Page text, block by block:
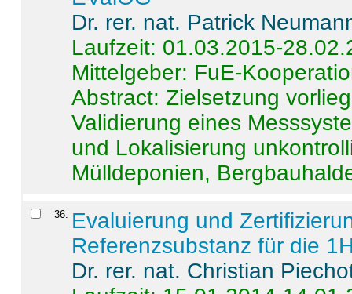
Dr. rer. nat. Patrick
Laufzeit: 01.03.2015-
Mittelgeber: FuE-
Abstract:Zielsetzung
Validierung eines
und Lokalisierung
Mülldeponien,
36. Evaluierung und
Referenzsubstanz für die
Dr. rer. nat. Christian